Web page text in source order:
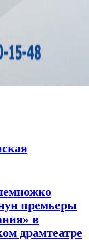
премьеры
в
драмтеатре